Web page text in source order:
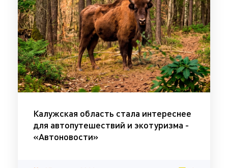
Калужская область стала интереснее
для автопутешествий и экотуризма -
«Автоновости»